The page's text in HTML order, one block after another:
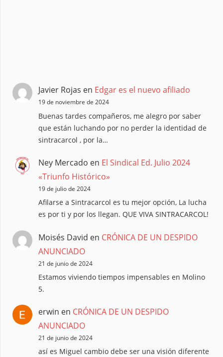
Javier Rojas en Edgar es el nuevo afiliado
19 de noviembre de 2024
Buenas tardes compañeros, me alegro por saber
que están luchando por no perder la identidad de
sintracarcol , por la…
Ney Mercado en El Sindical Ed. Julio 2024
«Triunfo Histórico»
19 de julio de 2024
Afilarse a Sintracarcol es tu mejor opción, La lucha
es por ti y por los llegan. QUE VIVA SINTRACARCOL!
Moisés David en CRÓNICA DE UN DESPIDO
ANUNCIADO
21 de junio de 2024
Estamos viviendo tiempos impensables en Molino
5.
erwin en CRÓNICA DE UN DESPIDO
ANUNCIADO
21 de junio de 2024
así es Miguel cambio debe ser una visión diferente